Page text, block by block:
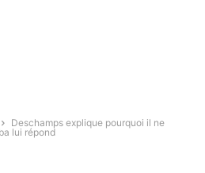
Deschamps explique pourquoi il ne
lui répond